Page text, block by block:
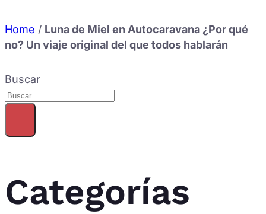
Home / Luna de Miel en Autocaravana ¿Por qué
no? Un viaje original del que todos hablarán
Buscar
Categorías